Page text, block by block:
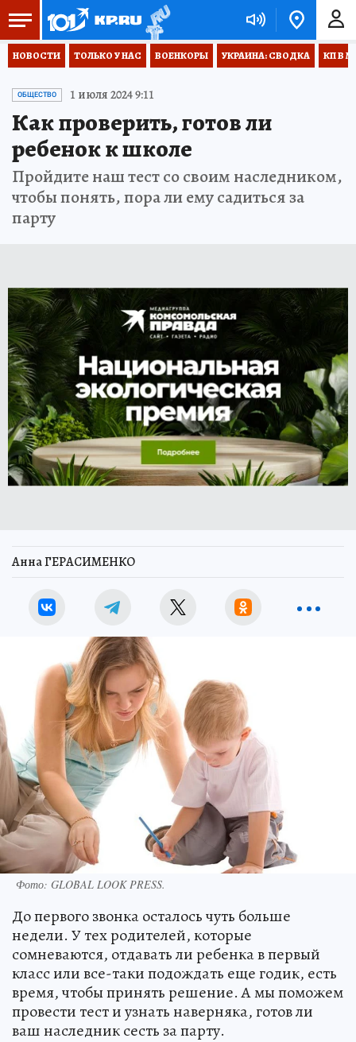
НОВОСТИ ТОЛЬКО У НАС ВОЕНКОРЫ УКРАИНА: СВОДКА КП В
ОБЩЕСТВО 1 июля 2024 9:11
Как проверить, готов ли
ребенок к школе
Пройдите наш тест со своим наследником,
чтобы понять, пора ли ему садиться за
парту
Анна ГЕРАСИМЕНКО
Фото: GLOBAL LOOK PRESS.
До первого звонка осталось чуть больше
недели. У тех родителей, которые
сомневаются, отдавать ли ребенка в первый
класс или все-таки подождать еще годик, есть
время, чтобы принять решение. А мы поможем
провести тест и узнать наверняка, готов ли
ваш наследник сесть за парту.